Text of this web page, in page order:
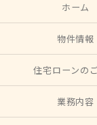
ホーム
物件情報
住宅ローンの
業務内容